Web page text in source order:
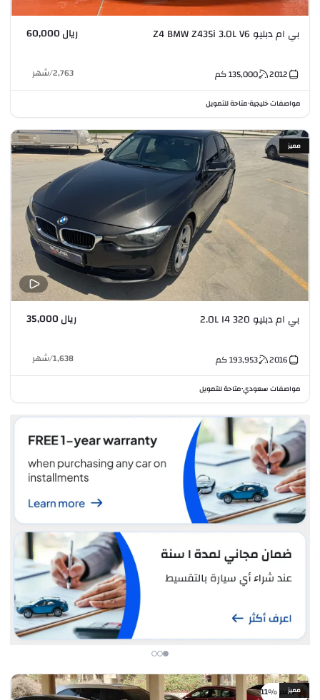
بي ام دبليو Z4 BMW Z435i 3.0L V6 ريال 60,000
2012
135,000كم 2,763
/شهر
مواصفات خليجية•متاحة للتمويل
مميز
بي ام دبليو 320 2.0L I4 ريال 35,000
2016
193,953كم 1,638
/شهر
مواصفات سعودي•متاحة للتمويل
خصم %11مميز